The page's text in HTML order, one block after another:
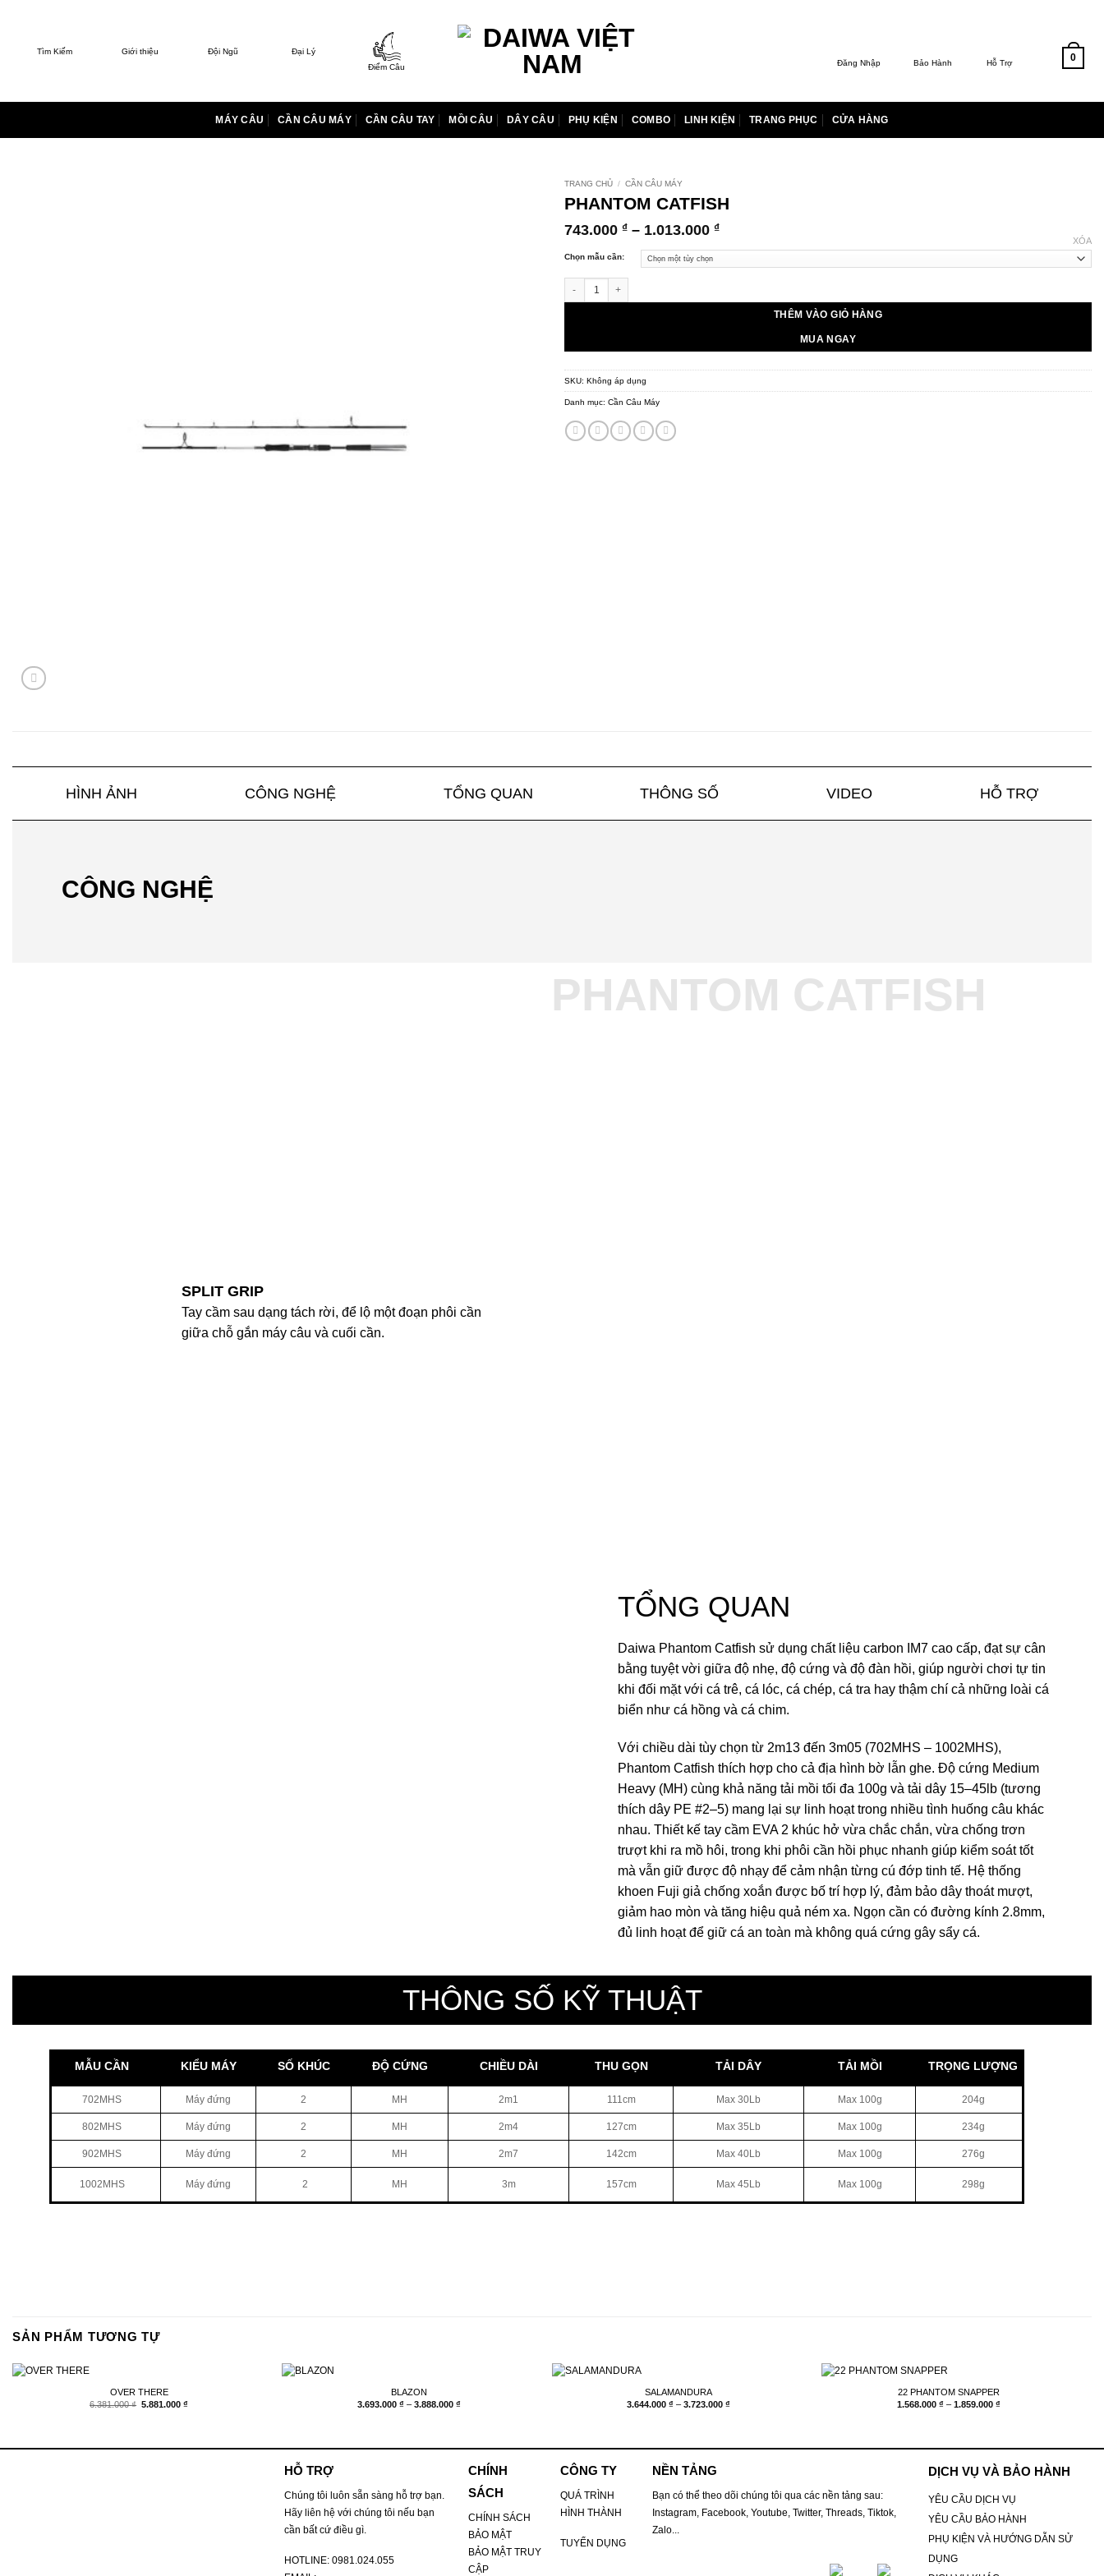
Tìm Kiếm Giới thiệu Đội Ngũ
Đại Lý
Điểm Câu
Đăng Nhập Bảo Hành Hỗ Trợ 0
MÁY CÂU CẦN CÂU MÁY CẦN CÂU TAY MỒI CÂU DÂY CÂU PHỤ KIỆN COMBO LINH KIỆN TRANG PHỤC CỬA HÀNG
TRANG CHỦ / CẦN CÂU MÁY
PHANTOM CATFISH
743.000 ₫ – 1.013.000 ₫Khoảng
743.000 ₫
1.013.000 ₫
Chọn mẫu cần:
XÓA
THÊM VÀO GIỎ HÀNG
MUA NGAY
SKU: Không áp dụng
Danh mục: Cần Câu Máy
HÌNH ẢNH CÔNG NGHỆ TỔNG QUAN THÔNG SỐ VIDEO HỖ TRỢ
CÔNG NGHỆ
SPLIT GRIP
Tay cầm sau dạng tách rời, để lộ một đoạn phôi cần
giữa chỗ gắn máy câu và cuối cần.
PHANTOM CATFISH
TỔNG QUAN
Daiwa Phantom Catfish sử dụng chất liệu carbon IM7 cao cấp, đạt sự cân
bằng tuyệt vời giữa độ nhẹ, độ cứng và độ đàn hồi, giúp người chơi tự tin
khi đối mặt với cá trê, cá lóc, cá chép, cá tra hay thậm chí cả những loài cá
biển như cá hồng và cá chim.
Với chiều dài tùy chọn từ 2m13 đến 3m05 (702MHS – 1002MHS),
Phantom Catfish thích hợp cho cả địa hình bờ lẫn ghe. Độ cứng Medium
Heavy (MH) cùng khả năng tải mồi tối đa 100g và tải dây 15–45lb (tương
thích dây PE #2–5) mang lại sự linh hoạt trong nhiều tình huống câu khác
nhau. Thiết kế tay cầm EVA 2 khúc hở vừa chắc chắn, vừa chống trơn
trượt khi ra mồ hôi, trong khi phôi cần hồi phục nhanh giúp kiểm soát tốt
mà vẫn giữ được độ nhạy để cảm nhận từng cú đớp tinh tế. Hệ thống
khoen Fuji giả chống xoắn được bố trí hợp lý, đảm bảo dây thoát mượt,
giảm hao mòn và tăng hiệu quả ném xa. Ngọn cần có đường kính 2.8mm,
đủ linh hoạt để giữ cá an toàn mà không quá cứng gây sẩy cá.
THÔNG SỐ KỸ THUẬT
MẪU CẦN KIỂU MÁY SỐ KHÚC ĐỘ CỨNG CHIỀU DÀI THU GỌN TẢI DÂY TẢI MỒI TRỌNG LƯỢNG
702MHS Máy đứng 2 MH 2m1 111cm Max 30Lb Max 100g 204g
802MHS Máy đứng 2 MH 2m4 127cm Max 35Lb Max 100g 234g
902MHS Máy đứng 2 MH 2m7 142cm Max 40Lb Max 100g 276g
1002MHS Máy đứng 2 MH 3m 157cm Max 45Lb Max 100g 298g
SẢN PHẨM TƯƠNG TỰ
OVER THERE
6.381.000₫ Giá
5.881.000₫
BLAZON
3.693.000 ₫ – 3.888.000 ₫Khoảng
SALAMANDURA
3.644.000₫ – 3.723.000₫
22 PHANTOM SNAPPER
1.568.000 ₫ – 1.859.000 ₫Khoảng
HỖ TRỢ
Chúng tôi luôn sẵn sàng hỗ trợ bạn.
Hãy liên hệ với chúng tôi nếu bạn
cần bất cứ điều gì.
HOTLINE: 0981.024.055
CHÍNH
SÁCH
CHÍNH SÁCH
BẢO MẬT
BẢO MẬT TRUY
CẬP
CÔNG TY
QUÁ TRÌNH
HÌNH THÀNH
TUYỂN DỤNG
NỀN TẢNG
Bạn có thể theo dõi chúng tôi qua các nền tảng sau:
Instagram, Facebook, Youtube, Twitter, Threads, Tiktok,
Zalo...
DỊCH VỤ VÀ BẢO HÀNH
YÊU CẦU DỊCH VỤ
YÊU CẦU BẢO HÀNH
PHỤ KIỆN VÀ HƯỚNG DẪN SỬ
DỤNG